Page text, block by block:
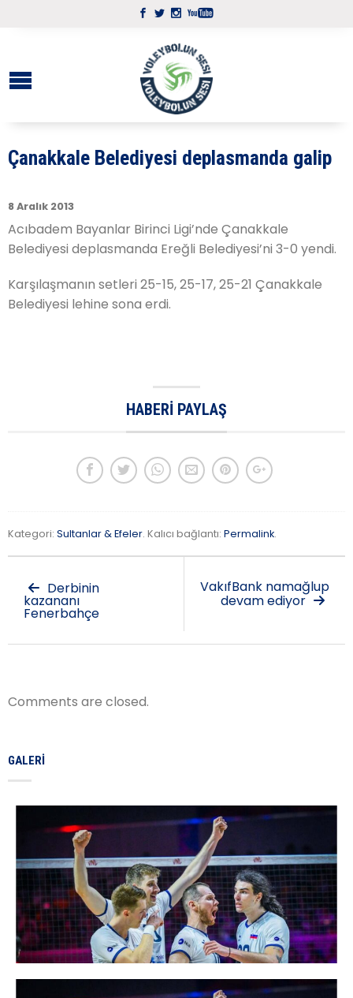
Çanakkale Belediyesi deplasmanda galip
8 Aralık 2013
Acıbadem Bayanlar Birinci Ligi’nde Çanakkale
Belediyesi deplasmanda Ereğli Belediyesi’ni 3-0 yendi.
Karşılaşmanın setleri 25-15, 25-17, 25-21 Çanakkale
Belediyesi lehine sona erdi.
HABERI PAYLAŞ
Kategori: Sultanlar & Efeler. Kalıcı bağlantı: Permalink.
Derbinin
kazananı
Fenerbahçe
VakıfBank namağlup
devam ediyor
Comments are closed.
GALERI